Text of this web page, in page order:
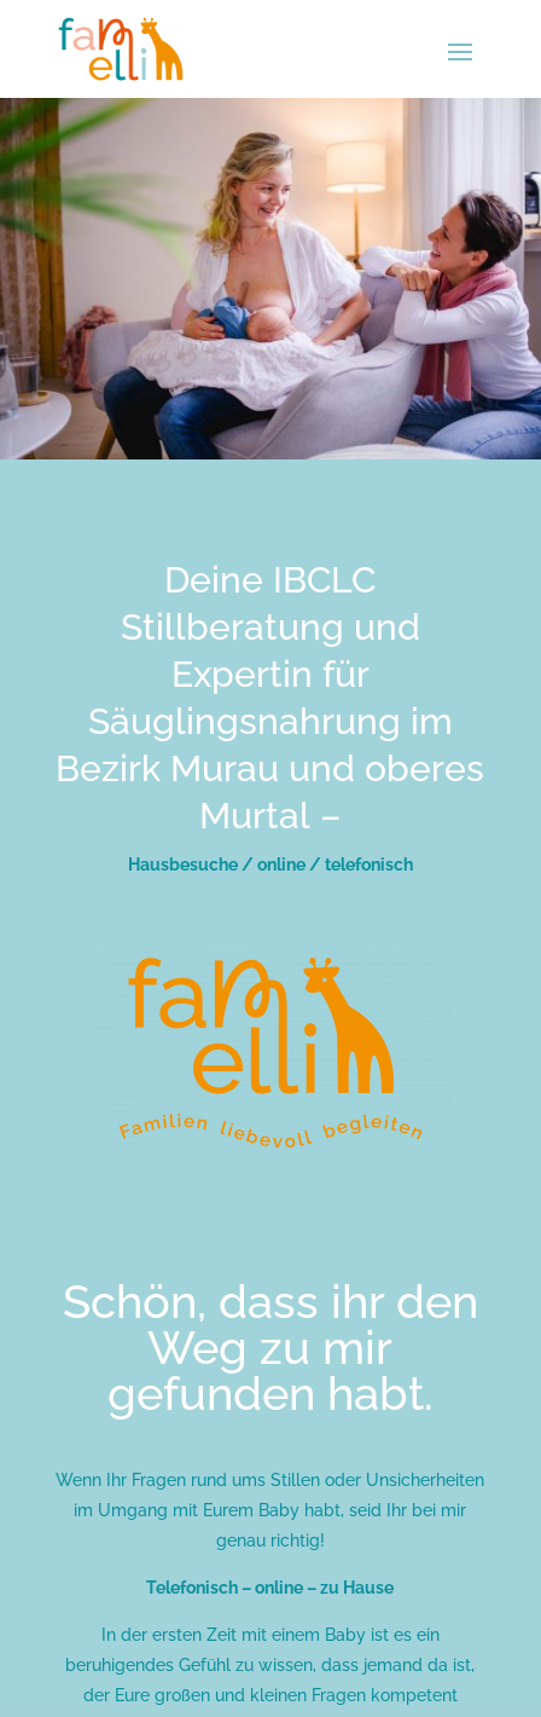
Deine IBCLC
Stillberatung und
Expertin für
Säuglingsnahrung im
Bezirk Murau und oberes
Murtal –
Hausbesuche / online / telefonisch
Schön, dass ihr den
Weg zu mir
gefunden habt.
Wenn Ihr Fragen rund ums Stillen oder Unsicherheiten
im Umgang mit Eurem Baby habt, seid Ihr bei mir
genau richtig!
Telefonisch – online – zu Hause
In der ersten Zeit mit einem Baby ist es ein
beruhigendes Gefühl zu wissen, dass jemand da ist,
der Eure großen und kleinen Fragen kompetent